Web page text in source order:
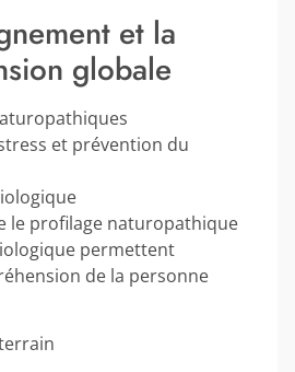
et la
globale
et prévention du
le profilage naturopathique
permettent
de la personne